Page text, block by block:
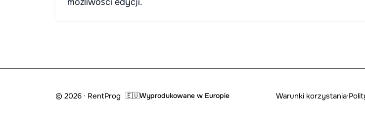
© 2026 · RentProg 🇪🇺Wyprodukowane w Europie Warunki korzystania·